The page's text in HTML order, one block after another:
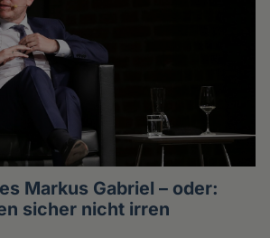
Markus Gabriel – oder:
sicher nicht irren